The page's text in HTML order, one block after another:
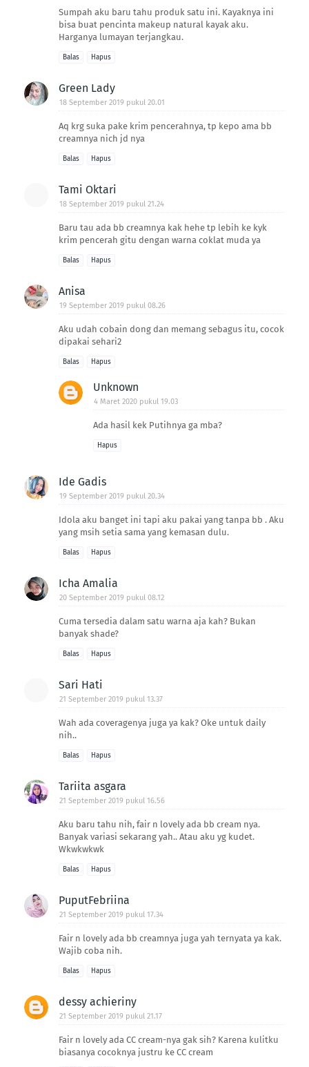
Sumpah aku baru tahu produk satu ini. Kayaknya ini
bisa buat pencinta makeup natural kayak aku.
Harganya lumayan terjangkau.
Balas Hapus
Green Lady
18 September 2019 pukul 20.01
Aq krg suka pake krim pencerahnya, tp kepo ama bb
creamnya nich jd nya
Balas Hapus
Tami Oktari
18 September 2019 pukul 21.24
Baru tau ada bb creamnya kak hehe tp lebih ke kyk
krim pencerah gitu dengan warna coklat muda ya
Balas Hapus
Anisa
19 September 2019 pukul 08.26
Aku udah cobain dong dan memang sebagus itu, cocok
dipakai sehari2
Balas Hapus
Unknown
4 Maret 2020 pukul 19.03
Ada hasil kek Putihnya ga mba?
Hapus
Ide Gadis
19 September 2019 pukul 20.34
Idola aku banget ini tapi aku pakai yang tanpa bb . Aku
yang msih setia sama yang kemasan dulu.
Balas Hapus
Icha Amalia
20 September 2019 pukul 08.12
Cuma tersedia dalam satu warna aja kah? Bukan
banyak shade?
Balas Hapus
Sari Hati
21 September 2019 pukul 13.37
Wah ada coveragenya juga ya kak? Oke untuk daily
nih..
Balas Hapus
Tariita asgara
21 September 2019 pukul 16.56
Aku baru tahu nih, fair n lovely ada bb cream nya.
Banyak variasi sekarang yah.. Atau aku yg kudet.
Wkwkwkwk
Balas Hapus
PuputFebriina
21 September 2019 pukul 17.34
Fair n lovely ada bb creamnya juga yah ternyata ya kak.
Wajib coba nih.
Balas Hapus
dessy achieriny
21 September 2019 pukul 21.17
Fair n lovely ada CC cream-nya gak sih? Karena kulitku
biasanya cocoknya justru ke CC cream